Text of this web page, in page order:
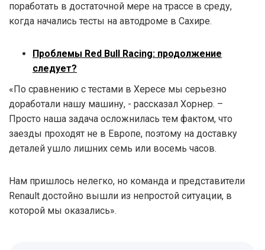
поработать в достаточной мере на трассе в среду,
когда начались тесты на автодроме в Сахире.
Проблемы Red Bull Racing: продолжение
следует?
«По сравнению с тестами в Хересе мы серьезно
доработали нашу машину, - рассказал Хорнер. –
Просто наша задача осложнилась тем фактом, что
заезды проходят не в Европе, поэтому на доставку
деталей ушло лишних семь или восемь часов.
Нам пришлось нелегко, но команда и представители
Renault достойно вышли из непростой ситуации, в
которой мы оказались».